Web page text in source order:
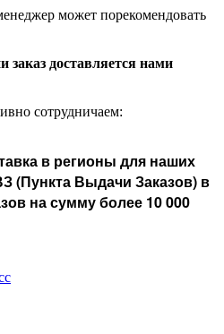
может порекомендовать
заказ доставляется нами
сотрудничаем:
в регионы для наших
(Пункта Выдачи Заказов) в
на сумму более 10 000